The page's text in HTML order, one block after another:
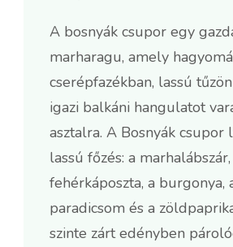
A bosnyák csupor egy
marharagu, amely
cserépfazékban, lassú
igazi balkáni hangulatot
asztalra. A Bosnyák csupor
lassú főzés: a marhalábszár,
fehérkáposzta, a burgonya,
paradicsom és a
szinte zárt edényben